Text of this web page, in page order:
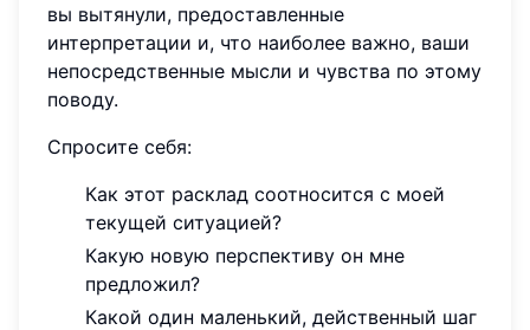
вы вытянули, предоставленные
интерпретации и, что наиболее важно, ваши
непосредственные мысли и чувства по этому
поводу.
Спросите себя:
Как этот расклад соотносится с моей
текущей ситуацией?
Какую новую перспективу он мне
предложил?
Какой один маленький, действенный шаг